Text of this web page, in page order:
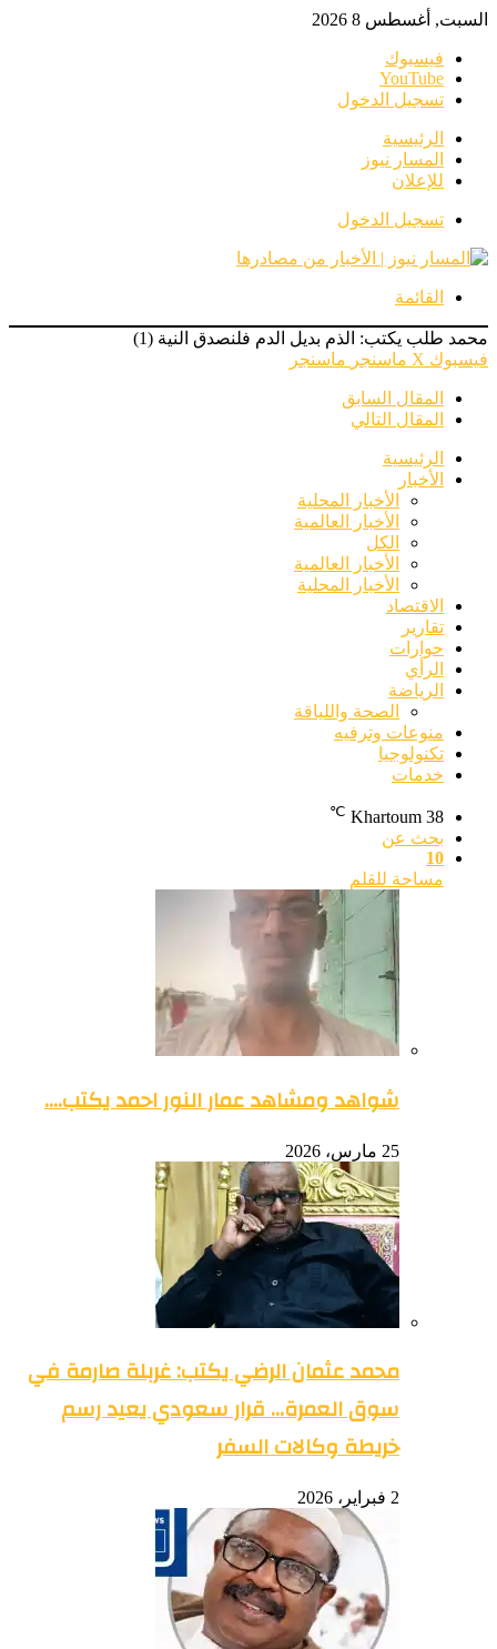
السبت, أغسطس 8 2026
فيسبوك
‫YouTube
تسجيل الدخول
الرئيسية
المسار نيوز
للإعلان
تسجيل الدخول
القائمة
محمد طلب يكتب: الذم بديل الدم فلنصدق النية (1)
فيسبوك ‫X ماسنجر ماسنجر
المقال السابق
المقال التالي
الرئيسية
الأخبار
الأخبار المحلية
الأخبار العالمية
الكل
الأخبار العالمية
الأخبار المحلية
الاقتصاد
تقارير
حوارات
الرأي
الرياضة
الصحة واللياقة
منوعات وترفيه
تكنولوجيا
خدمات
Khartoum 38
℃
بحث عن
10
مساحة للقلم
شواهد ومشاهد عمار النور احمد يكتب….
25 مارس، 2026
محمد عثمان الرضي يكتب: غربلة صارمة في
سوق العمرة… قرار سعودي يعيد رسم
خريطة وكالات السفر
2 فبراير، 2026